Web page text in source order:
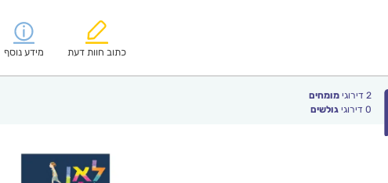
₪64.00.
כתוב חוות דעת
מידע נוסף
2 דירוגימומחים
0 דירוגיגולשים